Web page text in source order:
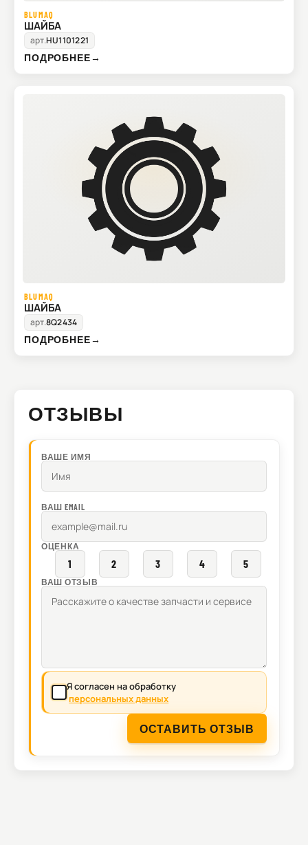
BLUMAQ
ШАЙБА
арт.HU1101221
ПОДРОБНЕЕ→
BLUMAQ
ШАЙБА
арт.8Q2434
ПОДРОБНЕЕ→
ОТЗЫВЫ
ВАШЕ ИМЯ
ВАШ EMAIL
ОЦЕНКА
1 2 3 4 5
ВАШ ОТЗЫВ
Я согласен на обработку
персональных данных
ОСТАВИТЬ ОТЗЫВ